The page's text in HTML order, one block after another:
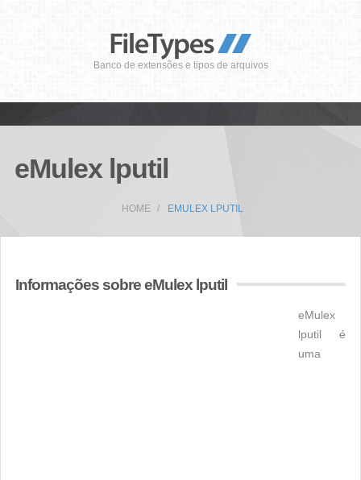
Banco de extensões e tipos de arquivos
eMulex lputil
HOME EMULEX LPUTIL
Informações sobre eMulex lputil
eMulex
lputil é
uma